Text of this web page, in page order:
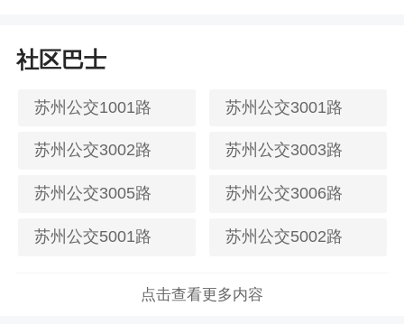
社区巴士
苏州公交1001路 苏州公交3001路
苏州公交3002路 苏州公交3003路
苏州公交3005路 苏州公交3006路
苏州公交5001路 苏州公交5002路
点击查看更多内容